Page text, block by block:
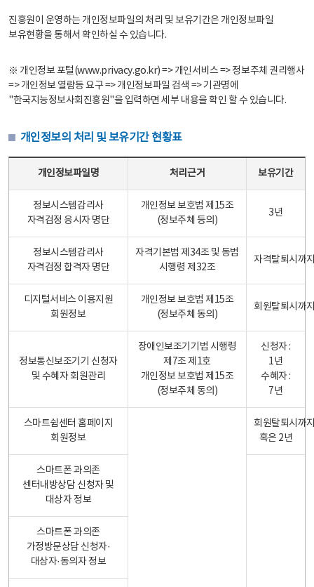
진흥원이 운영하는 개인정보파일의 처리 및 보유기간은 개인정보파일
보유현황을 통해서 확인하실 수 있습니다.
※ 개인정보 포털(www.privacy.go.kr) => 개인서비스 => 정보주체 권리행사
=> 개인정보 열람등 요구 => 개인정보파일 검색 => 기관명에
"한국지능정보사회진흥원"을 입력하면 세부 내용을 확인 할 수 있습니다.
개인정보의 처리 및 보유기간 현황표
개인정보파일명 처리근거 보유기간
정보시스템감리사
자격검정 응시자 명단
개인정보 보호법 제15조
(정보주체 등의)
3년
정보시스템감리사
자격검정 합격자 명단
자격기본법 제34조 및 동법
시행령 제32조
자격탈퇴시까
디지털서비스 이용지원
회원정보
개인정보 보호법 제15조
(정보주체 동의)
회원탈퇴시까
정보통신보조기기 신청자
및 수혜자 회원관리
장애인보조기기법 시행령
제7조 제1호
개인정보 보호법 제15조
(정보주체 동의)
신청자 :
1년
수혜자 :
7년
스마트쉼센터 홈페이지
회원정보
회원탈퇴시까
혹은 2년
스마트폰 과의존
센터내방상담 신청자 및
대상자 정보
스마트폰 과의존
가정방문상담 신청자·
대상자·동의자 정보